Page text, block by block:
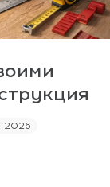
2026